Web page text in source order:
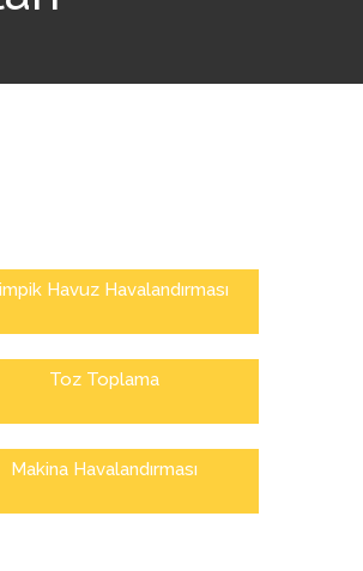
Havuz Havalandırması
Toz Toplama
Makina Havalandırması